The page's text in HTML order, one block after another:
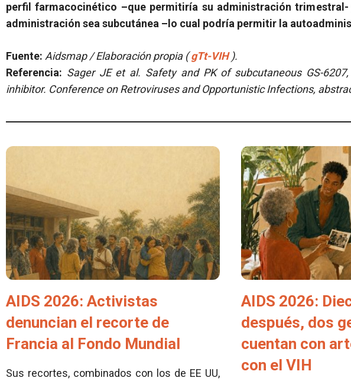
perfil farmacocinético –que permitiría su administración
administración sea subcutánea –lo cual podría permitir la
Fuente: Aidsmap / Elaboración propia ( gTt-VIH ).
Referencia: Sager JE et al. Safety and PK of subcutaneous GS-
inhibitor. Conference on Retroviruses and Opportunistic Infections,
AIDS 2026: Activistas
denuncian el recorte de
Francia al Fondo Mundial
Sus recortes, combinados con los de EE UU,
AIDS 2026:
después, dos
cuentan con
con el VIH